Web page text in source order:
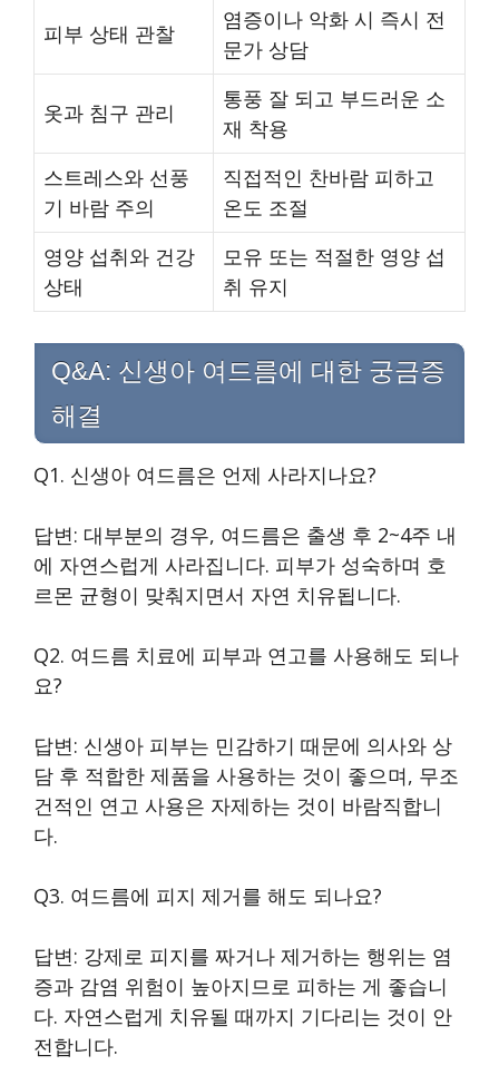
피부 상태 관찰
염증이나 악화 시 즉시 전
문가 상담
옷과 침구 관리
통풍 잘 되고 부드러운 소
재 착용
스트레스와 선풍
기 바람 주의
직접적인 찬바람 피하고
온도 조절
영양 섭취와 건강
상태
모유 또는 적절한 영양 섭
취 유지
Q&A: 신생아 여드름에 대한 궁금증
해결
Q1. 신생아 여드름은 언제 사라지나요?
답변: 대부분의 경우, 여드름은 출생 후 2~4주 내
에 자연스럽게 사라집니다. 피부가 성숙하며 호
르몬 균형이 맞춰지면서 자연 치유됩니다.
Q2. 여드름 치료에 피부과 연고를 사용해도 되나
요?
답변: 신생아 피부는 민감하기 때문에 의사와 상
담 후 적합한 제품을 사용하는 것이 좋으며, 무조
건적인 연고 사용은 자제하는 것이 바람직합니
다.
Q3. 여드름에 피지 제거를 해도 되나요?
답변: 강제로 피지를 짜거나 제거하는 행위는 염
증과 감염 위험이 높아지므로 피하는 게 좋습니
다. 자연스럽게 치유될 때까지 기다리는 것이 안
전합니다.